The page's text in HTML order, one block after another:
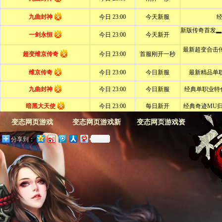
变态网页游戏 变态网页游戏新
闻
变态网页游戏资
分享到：